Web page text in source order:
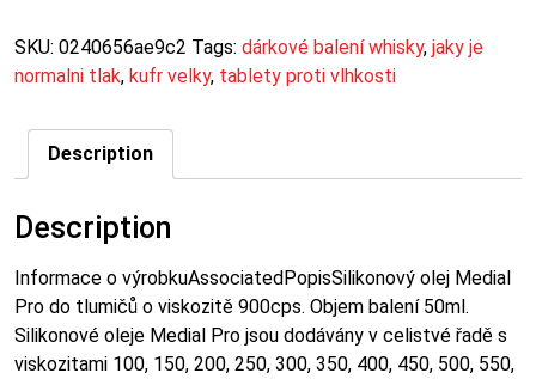
SKU: 0240656ae9c2 Tags: dárkové balení whisky, jaky je
normalni tlak, kufr velky, tablety proti vlhkosti
Description
Description
Informace o výrobkuAssociatedPopisSilikonový olej Medial
Pro do tlumičů o viskozitě 900cps. Objem balení 50ml.
Silikonové oleje Medial Pro jsou dodávány v celistvé řadě s
viskozitami 100, 150, 200, 250, 300, 350, 400, 450, 500, 550,